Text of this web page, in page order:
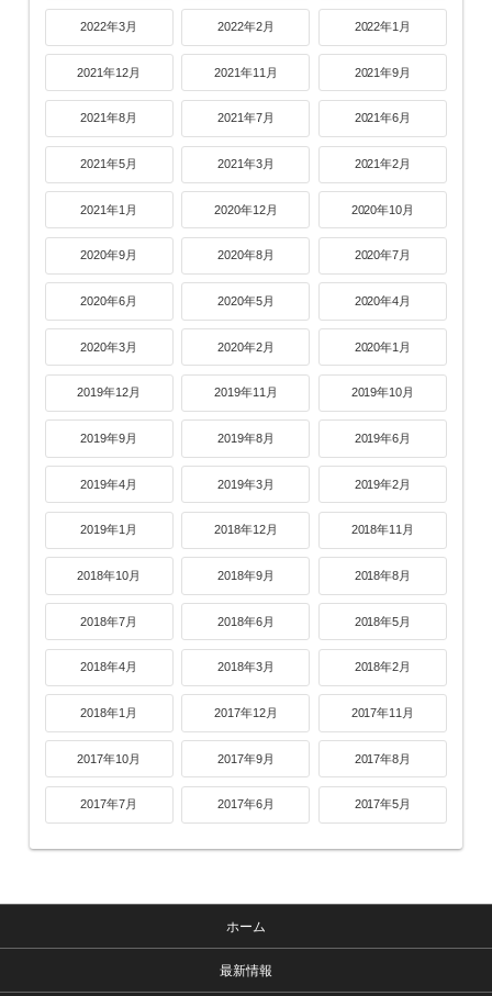
2022年3月 2022年2月 2022年1月
2021年12月 2021年11月 2021年9月
2021年8月 2021年7月 2021年6月
2021年5月 2021年3月 2021年2月
2021年1月 2020年12月 2020年10月
2020年9月 2020年8月 2020年7月
2020年6月 2020年5月 2020年4月
2020年3月 2020年2月 2020年1月
2019年12月 2019年11月 2019年10月
2019年9月 2019年8月 2019年6月
2019年4月 2019年3月 2019年2月
2019年1月 2018年12月 2018年11月
2018年10月 2018年9月 2018年8月
2018年7月 2018年6月 2018年5月
2018年4月 2018年3月 2018年2月
2018年1月 2017年12月 2017年11月
2017年10月 2017年9月 2017年8月
2017年7月 2017年6月 2017年5月
ホーム
最新情報